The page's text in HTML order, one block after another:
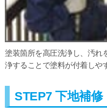
塗装箇所を高圧洗浄し、汚れ
浄することで塗料が付着しや
STEP7 下地補修